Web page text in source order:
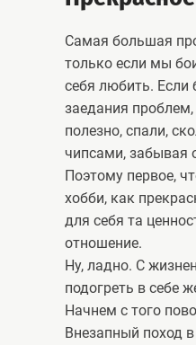
Самая большая
только если мы
себя любить.
заедания
полезно, спали,
чипсами, забывая
Поэтому первое,
хобби, как
для себя та
отношение.
Ну, ладно. С
подогреть в себе
Начнем с того
Внезапный поход